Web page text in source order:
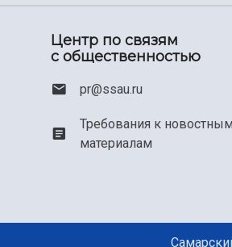
Центр по связям
с общественностью
pr@ssau.ru
Требования к новостным
материалам